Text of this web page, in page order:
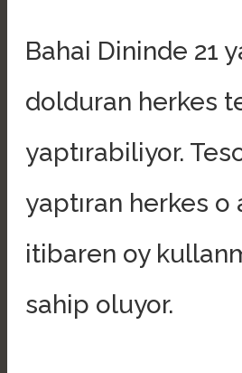
Bahai Dininde 21
dolduran herkes
yaptırabiliyor.
yaptıran herkes o
itibaren oy
sahip oluyor.